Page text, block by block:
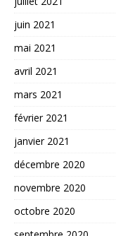
juin 2021
mai 2021
avril 2021
mars 2021
février 2021
janvier 2021
décembre 2020
novembre 2020
octobre 2020